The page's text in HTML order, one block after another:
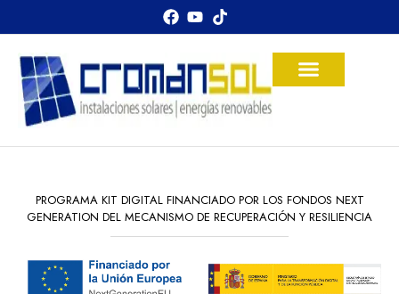
PROGRAMA KIT DIGITAL FINANCIADO POR LOS FONDOS NEXT
GENERATION DEL MECANISMO DE RECUPERACIÓN Y RESILIENCIA